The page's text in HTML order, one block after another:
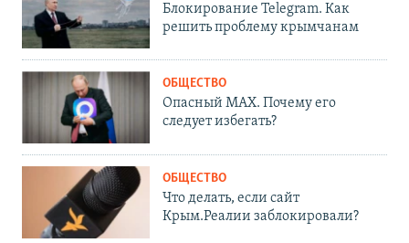
Блокирование Telegram. Как
решить проблему крымчанам
ОБЩЕСТВО
Опасный MAX. Почему его
следует избегать?
ОБЩЕСТВО
Что делать, если сайт
Крым.Реалии заблокировали?